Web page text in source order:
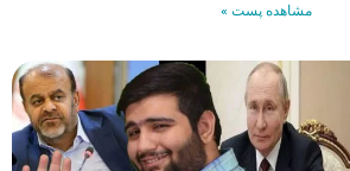
مشاهده پست »